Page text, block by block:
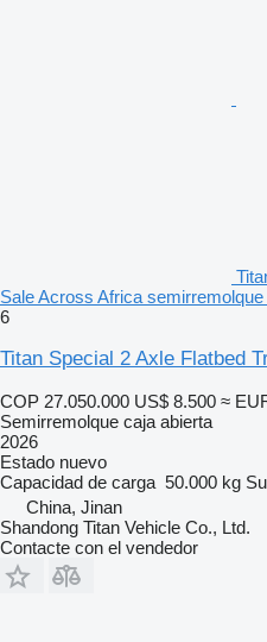
Sale Across Africa
6
Titan Special 2 Axle Flatbed
COP 27.050.000 US$ 8.500 ≈
Semirremolque caja abierta
2026
Estado nuevo
Capacidad de carga 50.000 kg
China, Jinan
Shandong Titan Vehicle Co., Ltd.
Contacte con el vendedor